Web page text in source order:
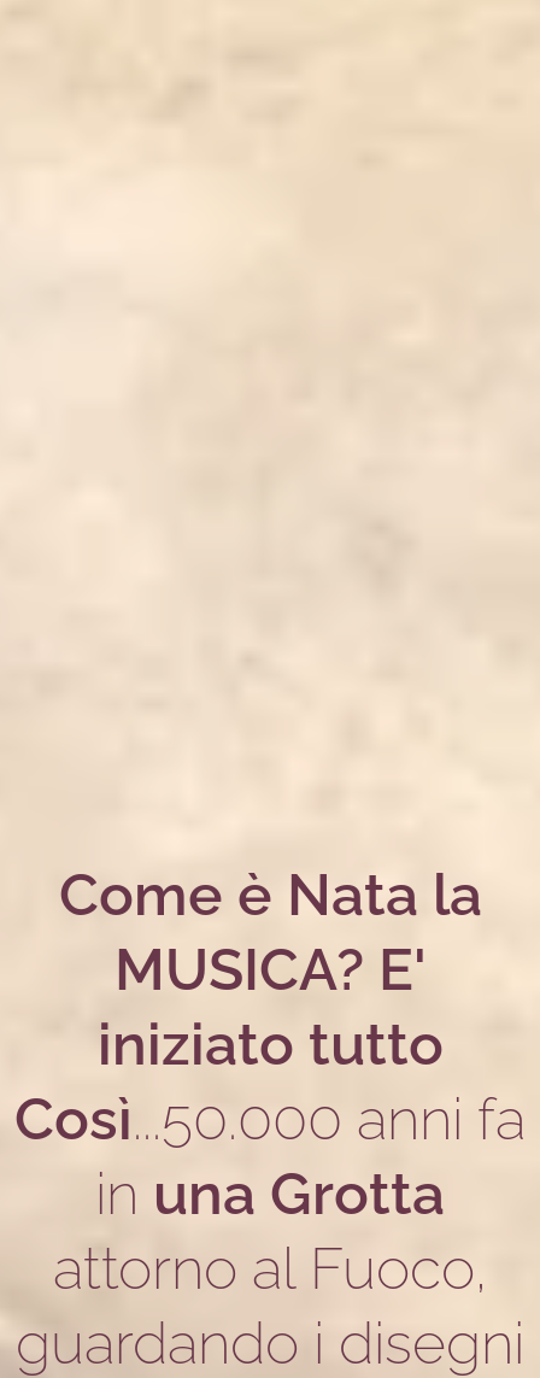
Come è Nata la
MUSICA? E'
iniziato tutto
Così...50.000 anni fa
in una Grotta
attorno al Fuoco,
guardando i disegni